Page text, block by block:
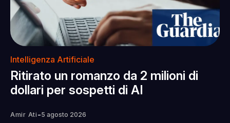
Intelligenza Artificiale
Ritirato un romanzo da 2 milioni di
dollari per sospetti di AI
Amir Ati -5 agosto 2026